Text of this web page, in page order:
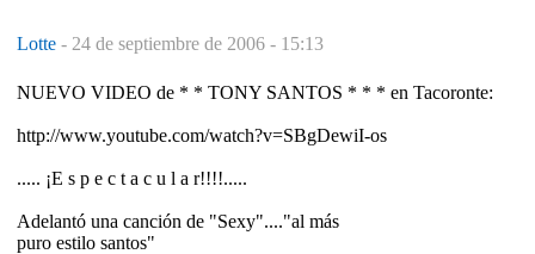
Lotte - 24 de septiembre de 2006 - 15:13
NUEVO VIDEO de * * TONY SANTOS * * * en Tacoronte:
http://www.youtube.com/watch?v=SBgDewiI-os
..... ¡E s p e c t a c u l a r!!!!.....
Adelantó una canción de "Sexy"...."al más
puro estilo santos"